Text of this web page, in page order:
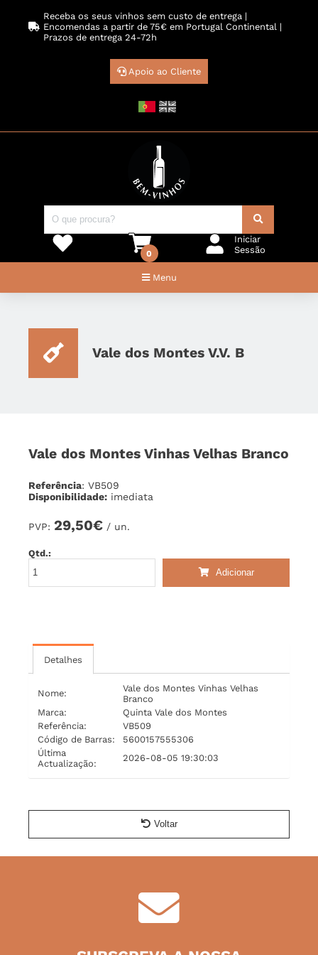
Receba os seus vinhos sem custo de entrega |
Encomendas a partir de 75€ em Portugal Continental |
Prazos de entrega 24-72h
Apoio ao Cliente
0
Iniciar
Sessão
Menu
Vale dos Montes V.V. B
Vale dos Montes Vinhas Velhas Branco
Referência: VB509
Disponibilidade: imediata
PVP: 29,50€ / un.
Qtd.:
Adicionar
Detalhes
Nome:
Vale dos Montes Vinhas Velhas
Branco
Marca:
Quinta Vale dos Montes
Referência:
VB509
Código de Barras:
5600157555306
Última
Actualização:
2026-08-05 19:30:03
Voltar